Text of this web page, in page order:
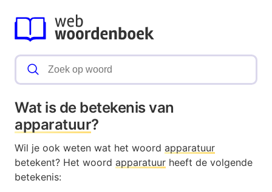
Wat is de betekenis van
apparatuur?
Wil je ook weten wat het woord apparatuur
betekent? Het woord apparatuur heeft de volgende
betekenis: